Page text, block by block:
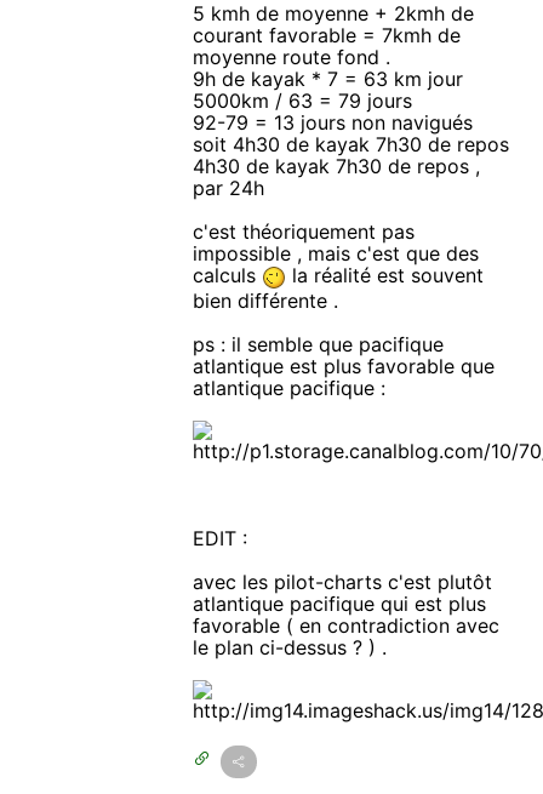
5 kmh de moyenne + 2kmh de
courant favorable = 7kmh de
moyenne route fond .
9h de kayak * 7 = 63 km jour
5000km / 63 = 79 jours
92-79 = 13 jours non navigués
soit 4h30 de kayak 7h30 de repos
4h30 de kayak 7h30 de repos ,
par 24h
c'est théoriquement pas
impossible , mais c'est que des
calculs
la réalité est souvent
bien différente .
ps : il semble que pacifique
atlantique est plus favorable que
atlantique pacifique :
EDIT :
avec les pilot-charts c'est plutôt
atlantique pacifique qui est plus
favorable ( en contradiction avec
le plan ci-dessus ? ) .